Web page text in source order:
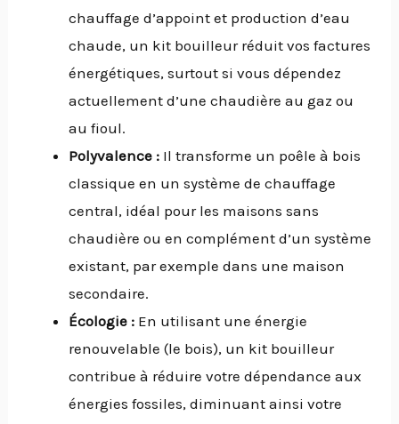
chauffage d’appoint et production d’eau
chaude, un kit bouilleur réduit vos factures
énergétiques, surtout si vous dépendez
actuellement d’une chaudière au gaz ou
au fioul.
Polyvalence : Il transforme un poêle à bois
classique en un système de chauffage
central, idéal pour les maisons sans
chaudière ou en complément d’un système
existant, par exemple dans une maison
secondaire.
Écologie : En utilisant une énergie
renouvelable (le bois), un kit bouilleur
contribue à réduire votre dépendance aux
énergies fossiles, diminuant ainsi votre